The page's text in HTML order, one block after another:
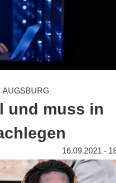
AUGSBURG
und muss in
16.09.2021 -